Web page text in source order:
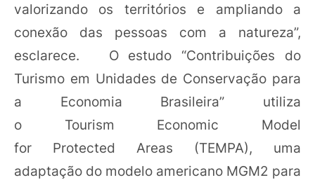
valorizando os territórios e ampliando a
conexão das pessoas com a natureza”,
esclarece. O estudo “Contribuições do
Turismo em Unidades de Conservação para
a Economia Brasileira” utiliza
o Tourism Economic Model
for Protected Areas (TEMPA), uma
adaptação do modelo americano MGM2 para